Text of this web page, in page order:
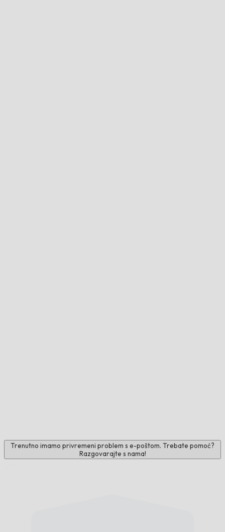
Trenutno imamo privremeni problem s e-poštom. Trebate pomoć?
Razgovarajte s nama!